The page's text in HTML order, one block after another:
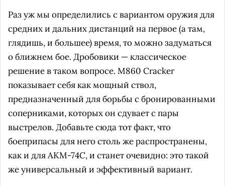
Раз уж мы определились с вариантом оружия для
средних и дальних дистанций на первое (а там,
глядишь, и большее) время, то можно задуматься
о ближнем бое. Дробовики — классическое
решение в таком вопросе. М860 Cracker
показывает себя как мощный ствол,
предназначенный для борьбы с бронированными
соперниками, которых он сдувает с пары
выстрелов. Добавьте сюда тот факт, что
боеприпасы для него столь же распространены,
как и для AKM-74С, и станет очевидно: это такой
же универсальный и эффективный вариант.